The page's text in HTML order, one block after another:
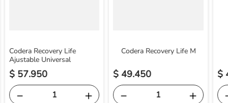
Codera Recovery Life
Ajustable Universal
$ 57.950
＋
－
Codera Recovery Life M
$ 49.450
＋
－
$